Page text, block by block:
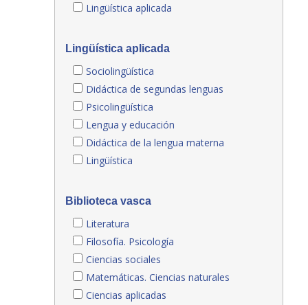
Lingüística aplicada
Lingüística aplicada
Sociolingüística
Didáctica de segundas lenguas
Psicolingüística
Lengua y educación
Didáctica de la lengua materna
Lingüística
Biblioteca vasca
Literatura
Filosofía. Psicología
Ciencias sociales
Matemáticas. Ciencias naturales
Ciencias aplicadas